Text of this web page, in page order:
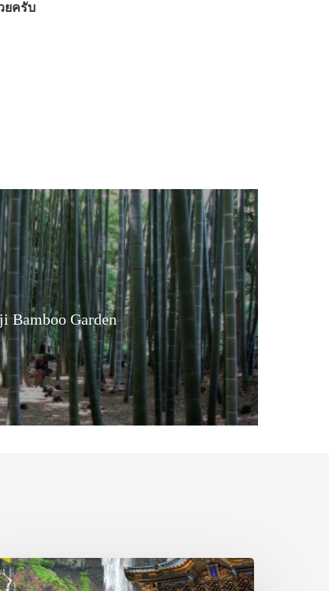
ยครับ
Bamboo Garden